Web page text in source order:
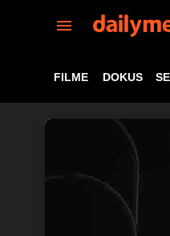
FILME DOKUS